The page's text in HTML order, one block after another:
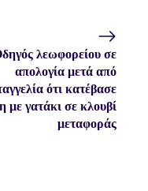
λεωφορείου σε
απολογία μετά από
ότι κατέβασε
με γατάκι σε κλουβί
μεταφοράς